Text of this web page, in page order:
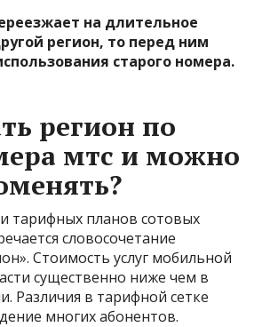
на длительное
регион, то перед ним
старого номера.
регион по
мтс и можно
тарифных планов сотовых
словосочетание
Стоимость услуг мобильной
существенно ниже чем в
Различия в тарифной сетке
многих абонентов.